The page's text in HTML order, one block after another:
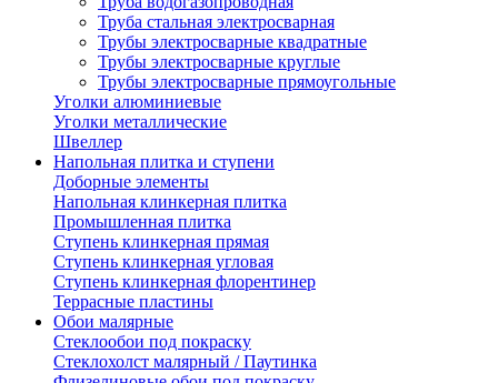
Труба стальная электросварная
Трубы электросварные квадратные
Трубы электросварные круглые
Трубы электросварные прямоугольные
Уголки алюминиевые
Уголки металлические
Швеллер
Напольная плитка и ступени
Доборные элементы
Напольная клинкерная плитка
Промышленная плитка
Ступень клинкерная прямая
Ступень клинкерная угловая
Ступень клинкерная флорентинер
Террасные пластины
Обои малярные
Стеклообои под покраску
Стеклохолст малярный / Паутинка